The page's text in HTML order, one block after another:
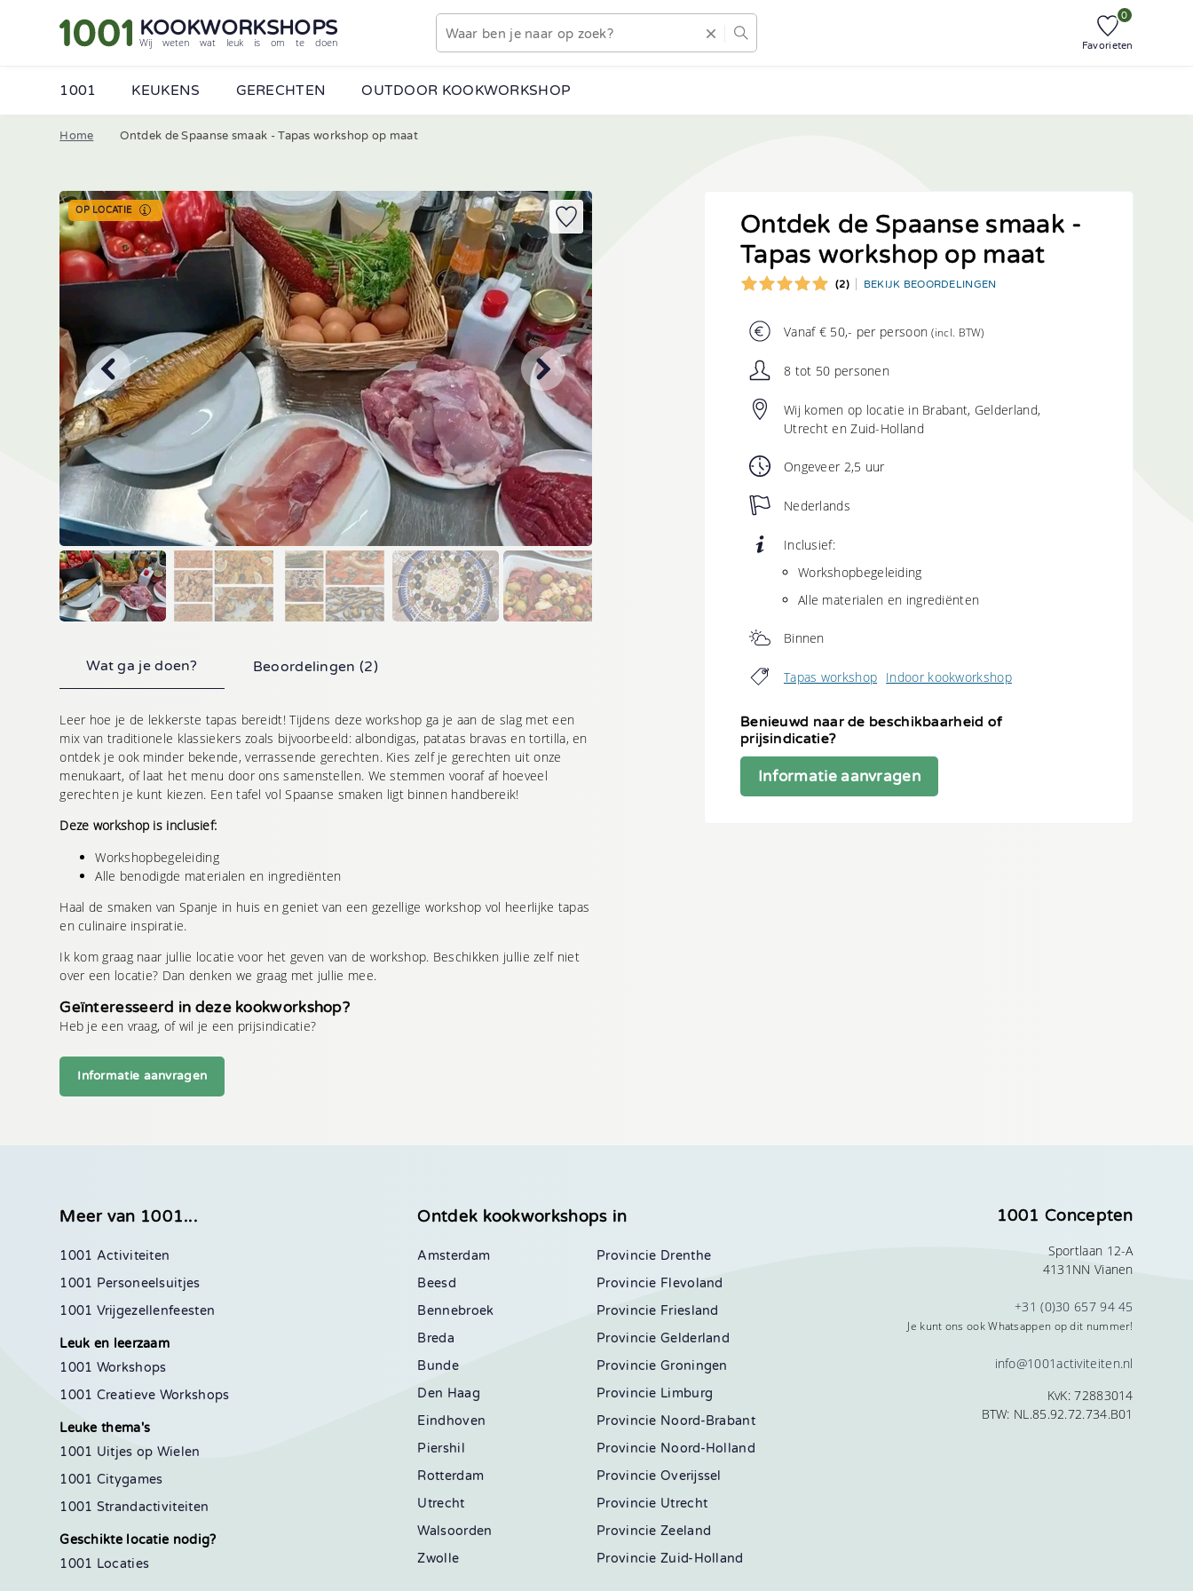
KOOKWORKSHOPS
Wij weten wat leuk is om te doen
0
Favorieten
1001 KEUKENS GERECHTEN OUTDOOR KOOKWORKSHOP
Home Ontdek de Spaanse smaak - Tapas workshop op maat
OP LOCATIE
Ontdek de Spaanse smaak -
Tapas workshop op maat
(2) BEKIJK BEOORDELINGEN
Vanaf € 50,- per persoon(incl. BTW)
8 tot 50 personen
Wij komen op locatie in Brabant, Gelderland,
Utrecht en Zuid-Holland
Ongeveer 2,5 uur
Nederlands
Inclusief:
Workshopbegeleiding
Alle materialen en ingrediënten
Binnen
Tapas workshop Indoor kookworkshop
Benieuwd naar de beschikbaarheid of
prijsindicatie?
Informatie aanvragen
Wat ga je doen? Beoordelingen (2)
Leer hoe je de lekkerste tapas bereidt! Tijdens deze workshop ga je aan de slag met een
mix van traditionele klassiekers zoals bijvoorbeeld: albondigas, patatas bravas en tortilla, en
ontdek je ook minder bekende, verrassende gerechten. Kies zelf je gerechten uit onze
menukaart, of laat het menu door ons samenstellen. We stemmen vooraf af hoeveel
gerechten je kunt kiezen. Een tafel vol Spaanse smaken ligt binnen handbereik!
Deze workshop is inclusief:
Workshopbegeleiding
Alle benodigde materialen en ingrediënten
Haal de smaken van Spanje in huis en geniet van een gezellige workshop vol heerlijke tapas
en culinaire inspiratie.
Ik kom graag naar jullie locatie voor het geven van de workshop. Beschikken jullie zelf niet
over een locatie? Dan denken we graag met jullie mee.
Geïnteresseerd in deze kookworkshop?
Heb je een vraag, of wil je een prijsindicatie?
Informatie aanvragen
Contactpersoon•
Bedrijfsnaam
E-mailadres•
Telefoonnummer
personen
Waar kunnen we je mee helpen?
Aanvraag versturen
Geheel vrijblijvend Binnen 24 uur reactie De scherpste prijs Rechtstreeks contact
De met•gemarkeerde velden zijn verplicht. We gaan uiteraard vertrouwelijk met je gegevens om. Ons
hierop van toepassing.
Meer van 1001...
1001 Activiteiten
1001 Personeelsuitjes
1001 Vrijgezellenfeesten
Leuk en leerzaam
1001 Workshops
1001 Creatieve Workshops
Leuke thema's
1001 Uitjes op Wielen
1001 Citygames
1001 Strandactiviteiten
Geschikte locatie nodig?
1001 Locaties
Ontdek kookworkshops in
Amsterdam
Beesd
Bennebroek
Breda
Bunde
Den Haag
Eindhoven
Piershil
Rotterdam
Utrecht
Walsoorden
Zwolle
Drenthe
Flevoland
Friesland
Gelderland
Groningen
Limburg
Noord-Brabant
Noord-Holland
Overijssel
Utrecht
Zeeland
Zuid-Holland
1001 Concepten
Sportlaan 12-A
4131NN Vianen
+31 (0)30 657 94 45
Je kunt ons ook Whatsappen op dit nummer!
info@1001activiteiten.nl
KvK: 72883014
BTW: NL.85.92.72.734.B01